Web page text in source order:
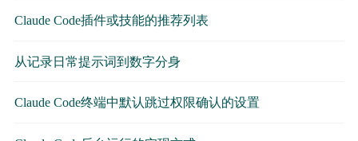
Claude Code插件或技能的推荐列表
从记录日常提示词到数字分身
Claude Code终端中默认跳过权限确认的设置